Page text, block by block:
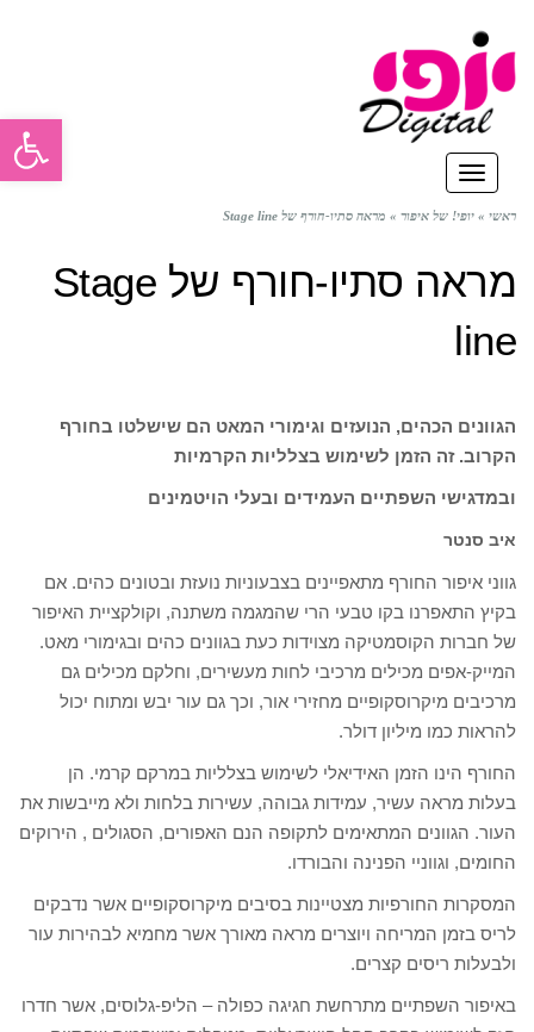
תפריט
ראשי » יופי! של איפור » מראה סתיו-חורף של Stage line
מראה סתיו-חורף של Stage
line
הגוונים הכהים, הנועזים וגימורי המאט הם שישלטו בחורף
הקרוב. זה הזמן לשימוש בצלליות הקרמיות
ובמדגישי השפתיים העמידים ובעלי הויטמינים
איב סנטר
גווני איפור החורף מתאפיינים בצבעוניות נועזת ובטונים כהים. אם
בקיץ התאפרנו בקו טבעי הרי שהמגמה משתנה, וקולקציית האיפור
של חברות הקוסמטיקה מצוידות כעת בגוונים כהים ובגימורי מאט.
המייק-אפים מכילים מרכיבי לחות מעשירים, וחלקם מכילים גם
מרכיבים מיקרוסקופיים מחזירי אור, וכך גם עור יבש ומתוח יכול
להראות כמו מיליון דולר.
החורף הינו הזמן האידיאלי לשימוש בצלליות במרקם קרמי. הן
בעלות מראה עשיר, עמידות גבוהה, עשירות בלחות ולא מייבשות את
העור. הגוונים המתאימים לתקופה הנם האפורים, הסגולים , הירוקים
החומים, וגווניי הפנינה והבורדו.
המסקרות החורפיות מצטיינות בסיבים מיקרוסקופיים אשר נדבקים
לריס בזמן המריחה ויוצרים מראה מאורך אשר מחמיא לבהירות עור
ולבעלות ריסים קצרים.
באיפור השפתיים מתרחשת חגיגה כפולה – הליפ-גלוסים, אשר חדרו
פתח